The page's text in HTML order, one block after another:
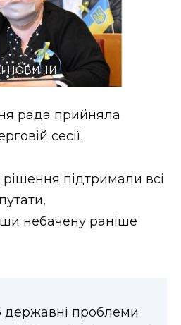
(відеоверсія)
НОВИНИ
УКРАЇНИ
НОВИНИ
рада прийняла
сесії.
підтримали всі
небачену раніше
державні проблеми